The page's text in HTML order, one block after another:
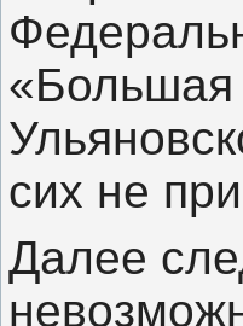
сих не
Далее